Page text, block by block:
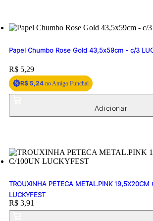
Papel Chumbo Rose Gold 43,5x59cm - c/3
Price:
R$ 5,29
R$ 5,24 no Amigo Funchal
TROUXINHA PETECA METAL.PINK 19,5X20CM
LUCKYFEST
Price:
R$ 3,91